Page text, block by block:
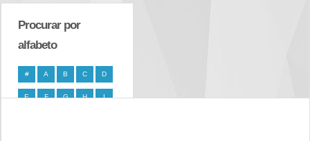
Procurar por
alfabeto
# A B C D
E F G H I